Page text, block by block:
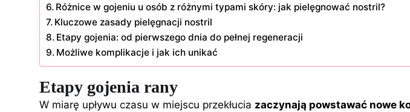
Różnice w gojeniu u osób z różnymi typami skóry: jak pielęgnować nostril?
Kluczowe zasady pielęgnacji nostril
Etapy gojenia: od pierwszego dnia do pełnej regeneracji
Możliwe komplikacje i jak ich unikać
Etapy gojenia rany
W miarę upływu czasu w miejscu przekłucia zaczynają powstawać nowe